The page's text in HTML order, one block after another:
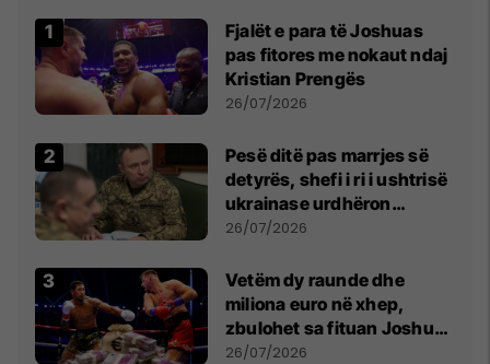
Fjalët e para të Joshuas
pas fitores me nokaut ndaj
Kristian Prengës
26/07/2026
Pesë ditë pas marrjes së
detyrës, shefi i ri i ushtrisë
ukrainase urdhëron
kontroll të madh
26/07/2026
Vetëm dy raunde dhe
miliona euro në xhep,
zbulohet sa fituan Joshua
e Prenga
26/07/2026